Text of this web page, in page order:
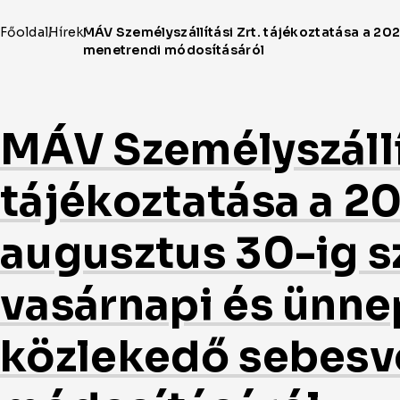
MÁV
tájékoztatása a
augusztus 30-ig
vasárnapi és
közlekedő